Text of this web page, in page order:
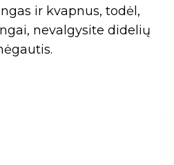
ir kvapnus, todėl,
nevalgysite didelių